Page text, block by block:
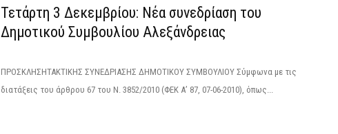
Τετάρτη 3 Δεκεμβρίου: Νέα συνεδρίαση του
Δημοτικού Συμβουλίου Αλεξάνδρειας
ΠΡΟΣΚΛΗΣΗΤΑΚΤΙΚΗΣ ΣΥΝΕΔΡΙΑΣΗΣ ΔΗΜΟΤΙΚΟΥ ΣΥΜΒΟΥΛΙΟΥ Σύμφωνα με τις
διατάξεις του άρθρου 67 του Ν. 3852/2010 (ΦΕΚ Α’ 87, 07-06-2010), όπως...